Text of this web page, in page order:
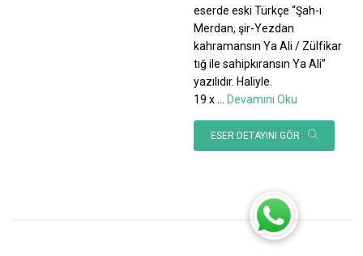
eserde eski Türkçe “Şah-ı
Merdan, şir-Yezdan
kahramansın Ya Ali / Zülfikar
tığ ile sahipkıransın Ya Ali”
yazılıdır. Haliyle.
19 x
Devamını Oku
ESER DETAYINI GÖR